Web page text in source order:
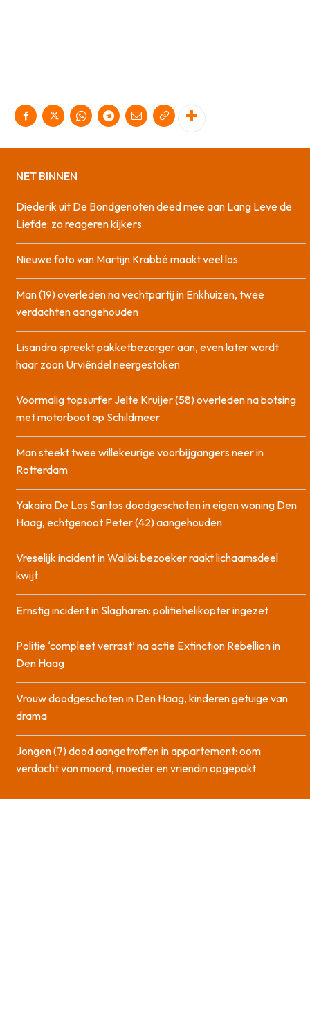
NET BINNEN
Diederik uit De Bondgenoten deed mee aan Lang Leve de
Liefde: zo reageren kijkers
Nieuwe foto van Martijn Krabbé maakt veel los
Man (19) overleden na vechtpartij in Enkhuizen, twee
verdachten aangehouden
Lisandra spreekt pakketbezorger aan, even later wordt
haar zoon Urviëndel neergestoken
Voormalig topsurfer Jelte Kruijer (58) overleden na botsing
met motorboot op Schildmeer
Man steekt twee willekeurige voorbijgangers neer in
Rotterdam
Yakaira De Los Santos doodgeschoten in eigen woning Den
Haag, echtgenoot Peter (42) aangehouden
Vreselijk incident in Walibi: bezoeker raakt lichaamsdeel
kwijt
Ernstig incident in Slagharen: politiehelikopter ingezet
Politie ‘compleet verrast’ na actie Extinction Rebellion in
Den Haag
Vrouw doodgeschoten in Den Haag, kinderen getuige van
drama
Jongen (7) dood aangetroffen in appartement: oom
verdacht van moord, moeder en vriendin opgepakt